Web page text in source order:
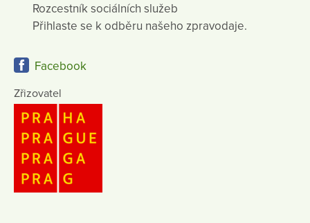
Rozcestník sociálních služeb
Přihlaste se k odběru našeho zpravodaje.
Facebook
Zřizovatel